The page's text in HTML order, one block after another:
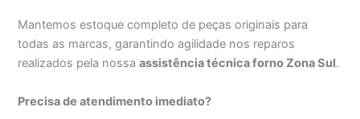
Mantemos estoque completo de peças originais para
todas as marcas, garantindo agilidade nos reparos
realizados pela nossaassistência técnica forno Zona Sul.
Precisa de atendimento imediato?